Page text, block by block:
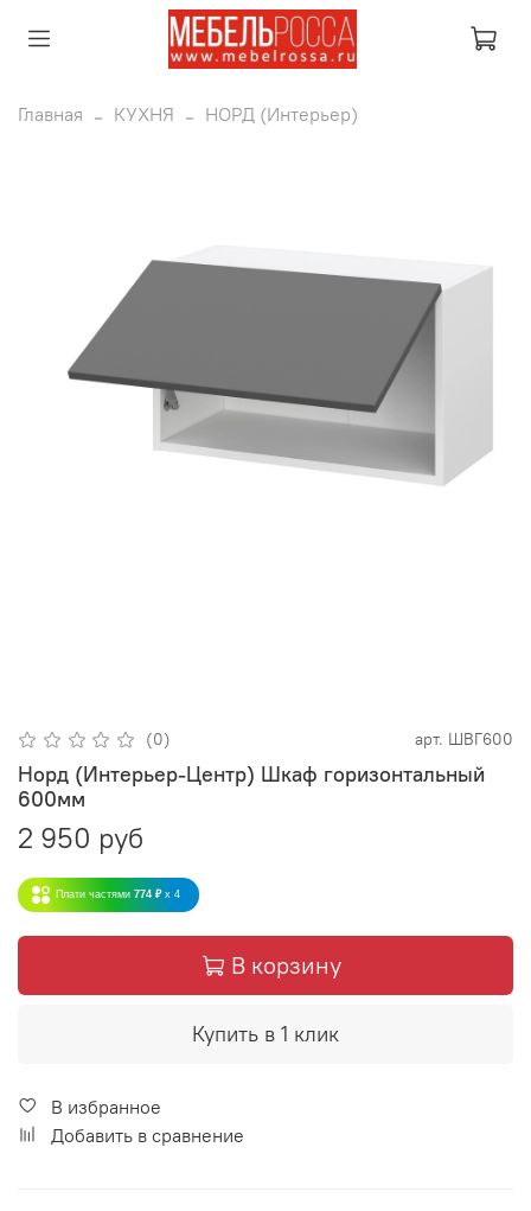
Главная КУХНЯ НОРД (Интерьер)
(0) арт. ШВГ600
Норд (Интерьер-Центр) Шкаф горизонтальный
600мм
2 950 руб
Плати частями 774 ₽ x 4
В корзину
Купить в 1 клик
В избранное
Добавить в сравнение